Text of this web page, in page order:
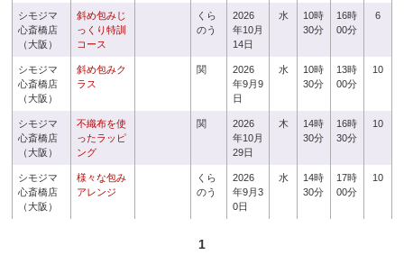
シモジマ
心斎橋店
（大阪）
斜め包みじ
っくり特訓
コース
くら
のう
2026
年10月
14日
水
10時
30分
16時
00分
6
シモジマ
心斎橋店
（大阪）
斜め包みク
ラス
関
2026
年9月9
日
水
10時
30分
13時
00分
10
シモジマ
心斎橋店
（大阪）
不織布を使
ったラッピ
ング
関
2026
年10月
29日
木
14時
30分
16時
30分
10
シモジマ
心斎橋店
（大阪）
様々な包み
アレンジ
くら
のう
2026
年9月3
0日
水
14時
30分
17時
00分
10
1